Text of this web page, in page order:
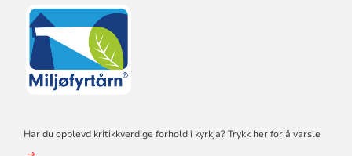
Har du opplevd kritikkverdige forhold i kyrkja? Trykk her for å varsle